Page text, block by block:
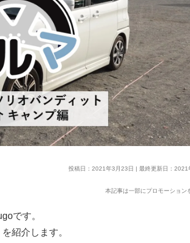
投稿日：2021年3月23日 | 最終更新日：2021
本記事は一部にプロモーション
です。
紹介します。